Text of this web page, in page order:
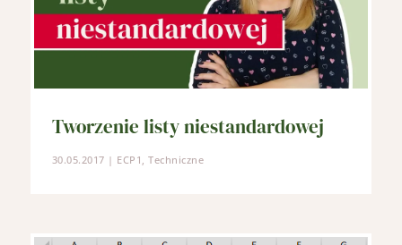
Tworzenie listy niestandardowej
30.05.2017 | ECP1 ,Techniczne